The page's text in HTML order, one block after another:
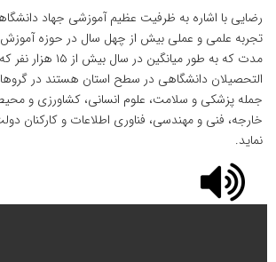
رضایی با اشاره به ظرفیت عظیم آموزشی جهاد
تجربه علمی و عملی بیش از چهل سال در حوزه
مدت که به طور میانگین
التحصیلان دانشگاهی در سطح استان هستند در
جمله پزشکی و سلامت، علوم انسانی، کشاورزی و
خارجه، فنی و مهندسی، فناوری اطلاعات و کارکنان
نماید.